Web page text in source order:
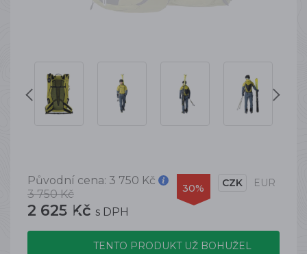
Původní cena: 3 750 Kč
3 750 Kč
2 625 Kč s DPH
30% CZK EUR
TENTO PRODUKT UŽ BOHUŽEL